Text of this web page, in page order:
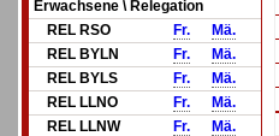
Erwachsene \ Relegation
REL RSO
Fr.
Mä.
REL BYLN
Fr.
Mä.
REL BYLS
Fr.
Mä.
REL LLNO
Fr.
Mä.
REL LLNW
Fr.
Mä.